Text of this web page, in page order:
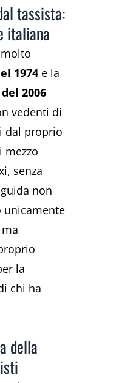
tassista:
italiana
1974 e la
2006
vedenti di
dal proprio
mezzo
senza
non
unicamente
la
chi ha
della